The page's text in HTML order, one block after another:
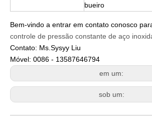
bueiro
Bem-vindo a entrar em contato conosco
controle de pressão constante de aço
Contato: Ms.Sysyy Liu
Móvel: 0086 - 13587646794
em um:
sob um: